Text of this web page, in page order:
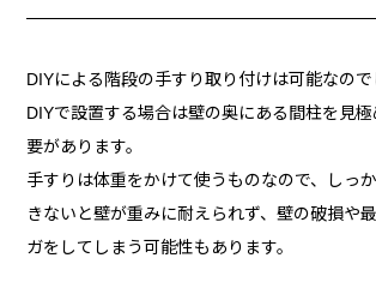
DIYによる階段の手すり取り付けは可能なので
DIYで設置する場合は壁の奥にある間柱を見
要があります。
手すりは体重をかけて使うものなので、しっ
きないと壁が重みに耐えられず、壁の破損や
ガをしてしまう可能性もあります。